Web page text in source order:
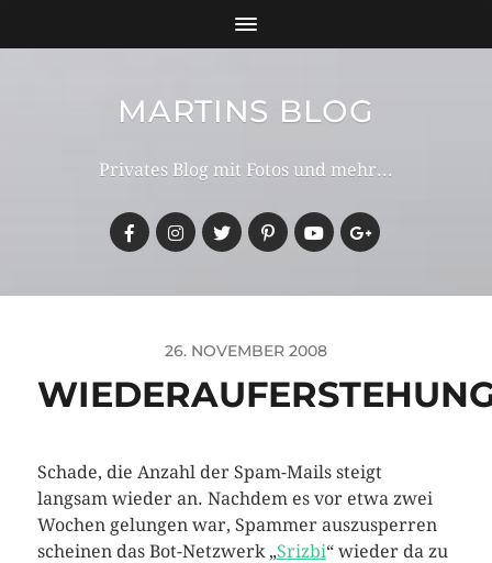
MARTINS BLOG
Privates Blog mit Fotos und mehr...
26. NOVEMBER 2008
Schade, die Anzahl der Spam-Mails steigt
langsam wieder an. Nachdem es vor etwa zwei
Wochen gelungen war, Spammer auszusperren
scheinen das Bot-Netzwerk „Srizbi“ wieder da zu